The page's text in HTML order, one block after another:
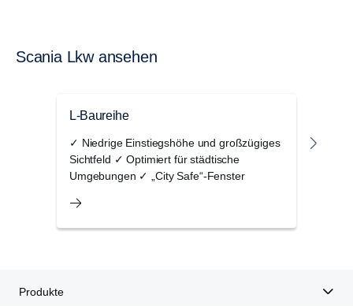
Scania Lkw ansehen
L-Baureihe
✓ Niedrige Einstiegshöhe und großzügiges
Sichtfeld ✓ Optimiert für städtische
Umgebungen ✓ „City Safe“-Fenster
Produkte